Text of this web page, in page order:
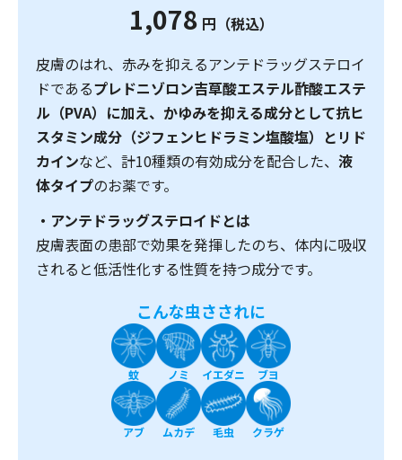
1,078 円（税込）
皮膚のはれ、赤みを抑えるアンテドラッグステロイ
ドであるプレドニゾロン吉草酸エステル酢酸エステ
ル（PVA）に加え、かゆみを抑える成分として抗ヒ
スタミン成分（ジフェンヒドラミン塩酸塩）とリド
カインなど、計10種類の有効成分を配合した、 液
体タイプのお薬です。
・アンテドラッグステロイドとは
皮膚表面の患部で効果を発揮したのち、体内に吸収
されると低活性化する性質を持つ成分です。
こんな虫さされに
蚊 ノミ イエダニ ブヨ
アブ ムカデ 毛虫 クラゲ